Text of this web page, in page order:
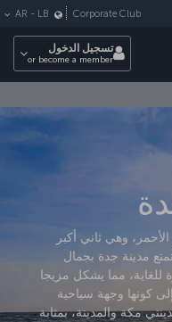
Corporate Club
AR - LB
تسجيل الدخول
or become a member
وهي ثاني أكبر
مدينة جدة بجمال
للغاية، مما يشكل مزيجا
إلى كونها وجهة سياحية
مكة والمدينة، بمثابة